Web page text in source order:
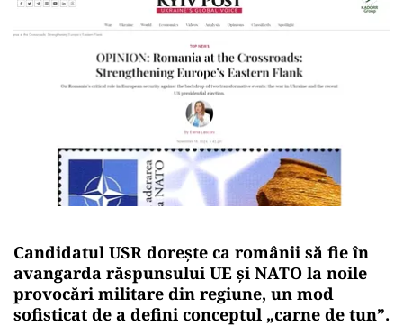
Candidatul USR dorește ca românii să fie în
avangarda răspunsului UE și NATO la noile
provocări militare din regiune, un mod
sofisticat de a defini conceptul „carne de tun”.